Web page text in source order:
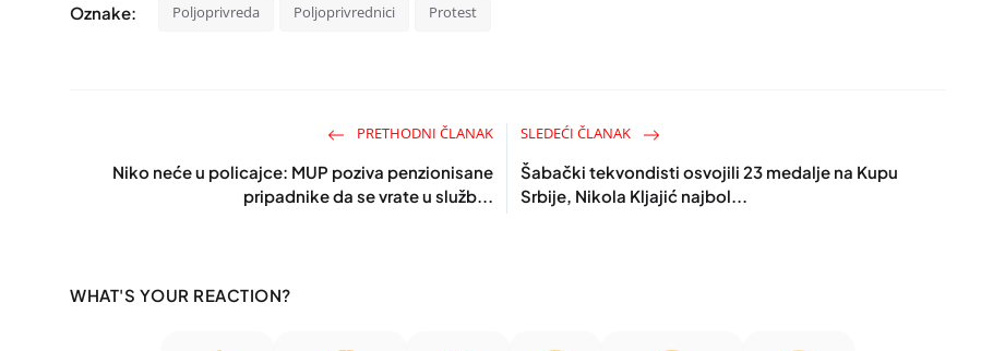
Oznake: Poljoprivreda Poljoprivrednici Protest
PRETHODNI ČLANAK
Niko neće u policajce: MUP poziva penzionisane
pripadnike da se vrate u služb...
SLEDEĆI ČLANAK
Šabački tekvondisti osvojili 23 medalje na Kupu
Srbije, Nikola Kljajić najbol...
WHAT'S YOUR REACTION?